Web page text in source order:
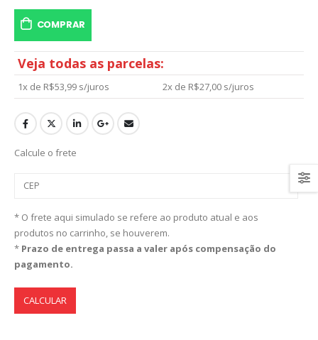
COMPRAR
Veja todas as parcelas:
1x de R$53,99 s/juros 2x de R$27,00 s/juros
Calcule o frete
* O frete aqui simulado se refere ao produto atual e aos
produtos no carrinho, se houverem.
* Prazo de entrega passa a valer após compensação do
pagamento.
CALCULAR